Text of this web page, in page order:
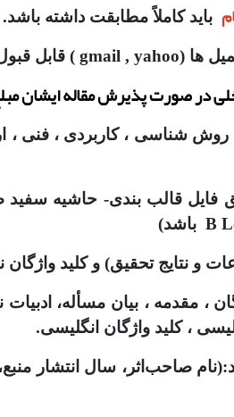
باید کاملاً مطابقت داشته باشد.
روش شناسی ، کاربردی ، فنی
، مقدمه ، بیان مسأله،
، کلید واژگان انگلیسی.
صاحب‌اثر، سال انتشار